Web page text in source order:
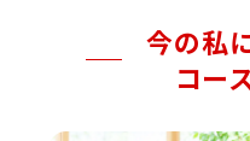
今の私
コー